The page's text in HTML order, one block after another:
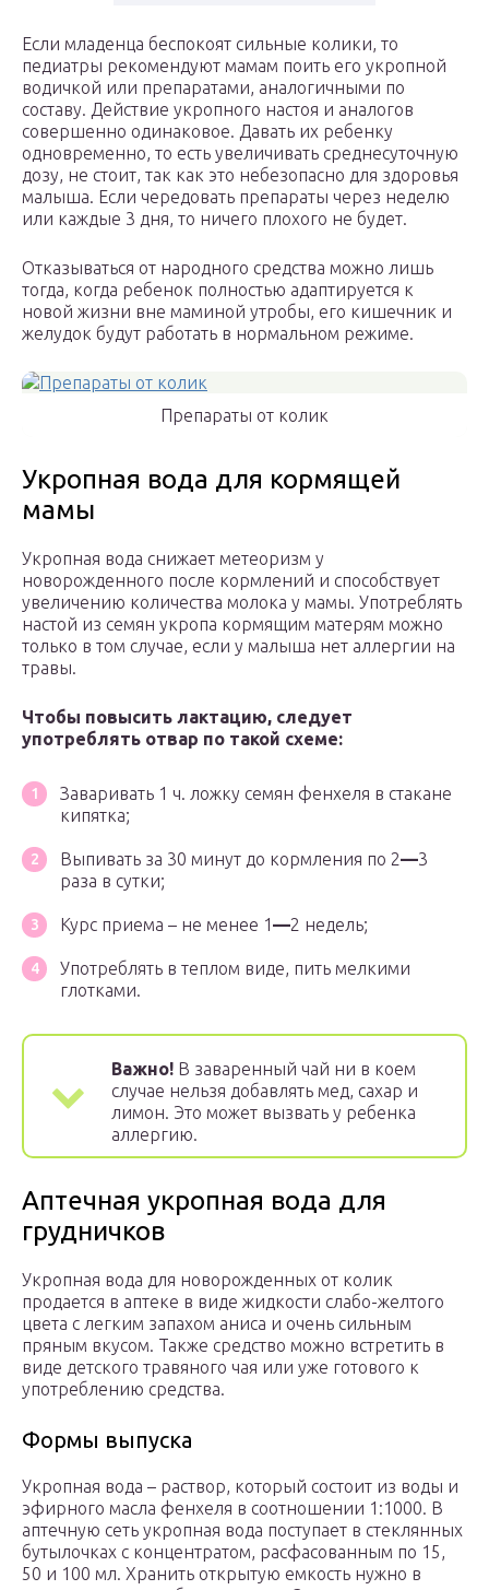
Если младенца беспокоят сильные колики, то
педиатры рекомендуют мамам поить его укропной
водичкой или препаратами, аналогичными по
составу. Действие укропного настоя и аналогов
совершенно одинаковое. Давать их ребенку
одновременно, то есть увеличивать среднесуточную
дозу, не стоит, так как это небезопасно для здоровья
малыша. Если чередовать препараты через неделю
или каждые 3 дня, то ничего плохого не будет.
Отказываться от народного средства можно лишь
тогда, когда ребенок полностью адаптируется к
новой жизни вне маминой утробы, его кишечник и
желудок будут работать в нормальном режиме.
Препараты от колик
Укропная вода для кормящей
мамы
Укропная вода снижает метеоризм у
новорожденного после кормлений и способствует
увеличению количества молока у мамы. Употреблять
настой из семян укропа кормящим матерям можно
только в том случае, если у малыша нет аллергии на
травы.
Чтобы повысить лактацию, следует
употреблять отвар по такой схеме:
Заваривать 1 ч. ложку семян фенхеля в стакане
кипятка;
Выпивать за 30 минут до кормления по 2—3
раза в сутки;
Курс приема – не менее 1—2 недель;
Употреблять в теплом виде, пить мелкими
глотками.
Важно! В заваренный чай ни в коем
случае нельзя добавлять мед, сахар и
лимон. Это может вызвать у ребенка
аллергию.
Аптечная укропная вода для
грудничков
Укропная вода для новорожденных от колик
продается в аптеке в виде жидкости слабо-желтого
цвета с легким запахом аниса и очень сильным
пряным вкусом. Также средство можно встретить в
виде детского травяного чая или уже готового к
употреблению средства.
Формы выпуска
Укропная вода – раствор, который состоит из воды и
эфирного масла фенхеля в соотношении 1:1000. В
аптечную сеть укропная вода поступает в стеклянных
бутылочках с концентратом, расфасованным по 15,
50 и 100 мл. Хранить открытую емкость нужно в